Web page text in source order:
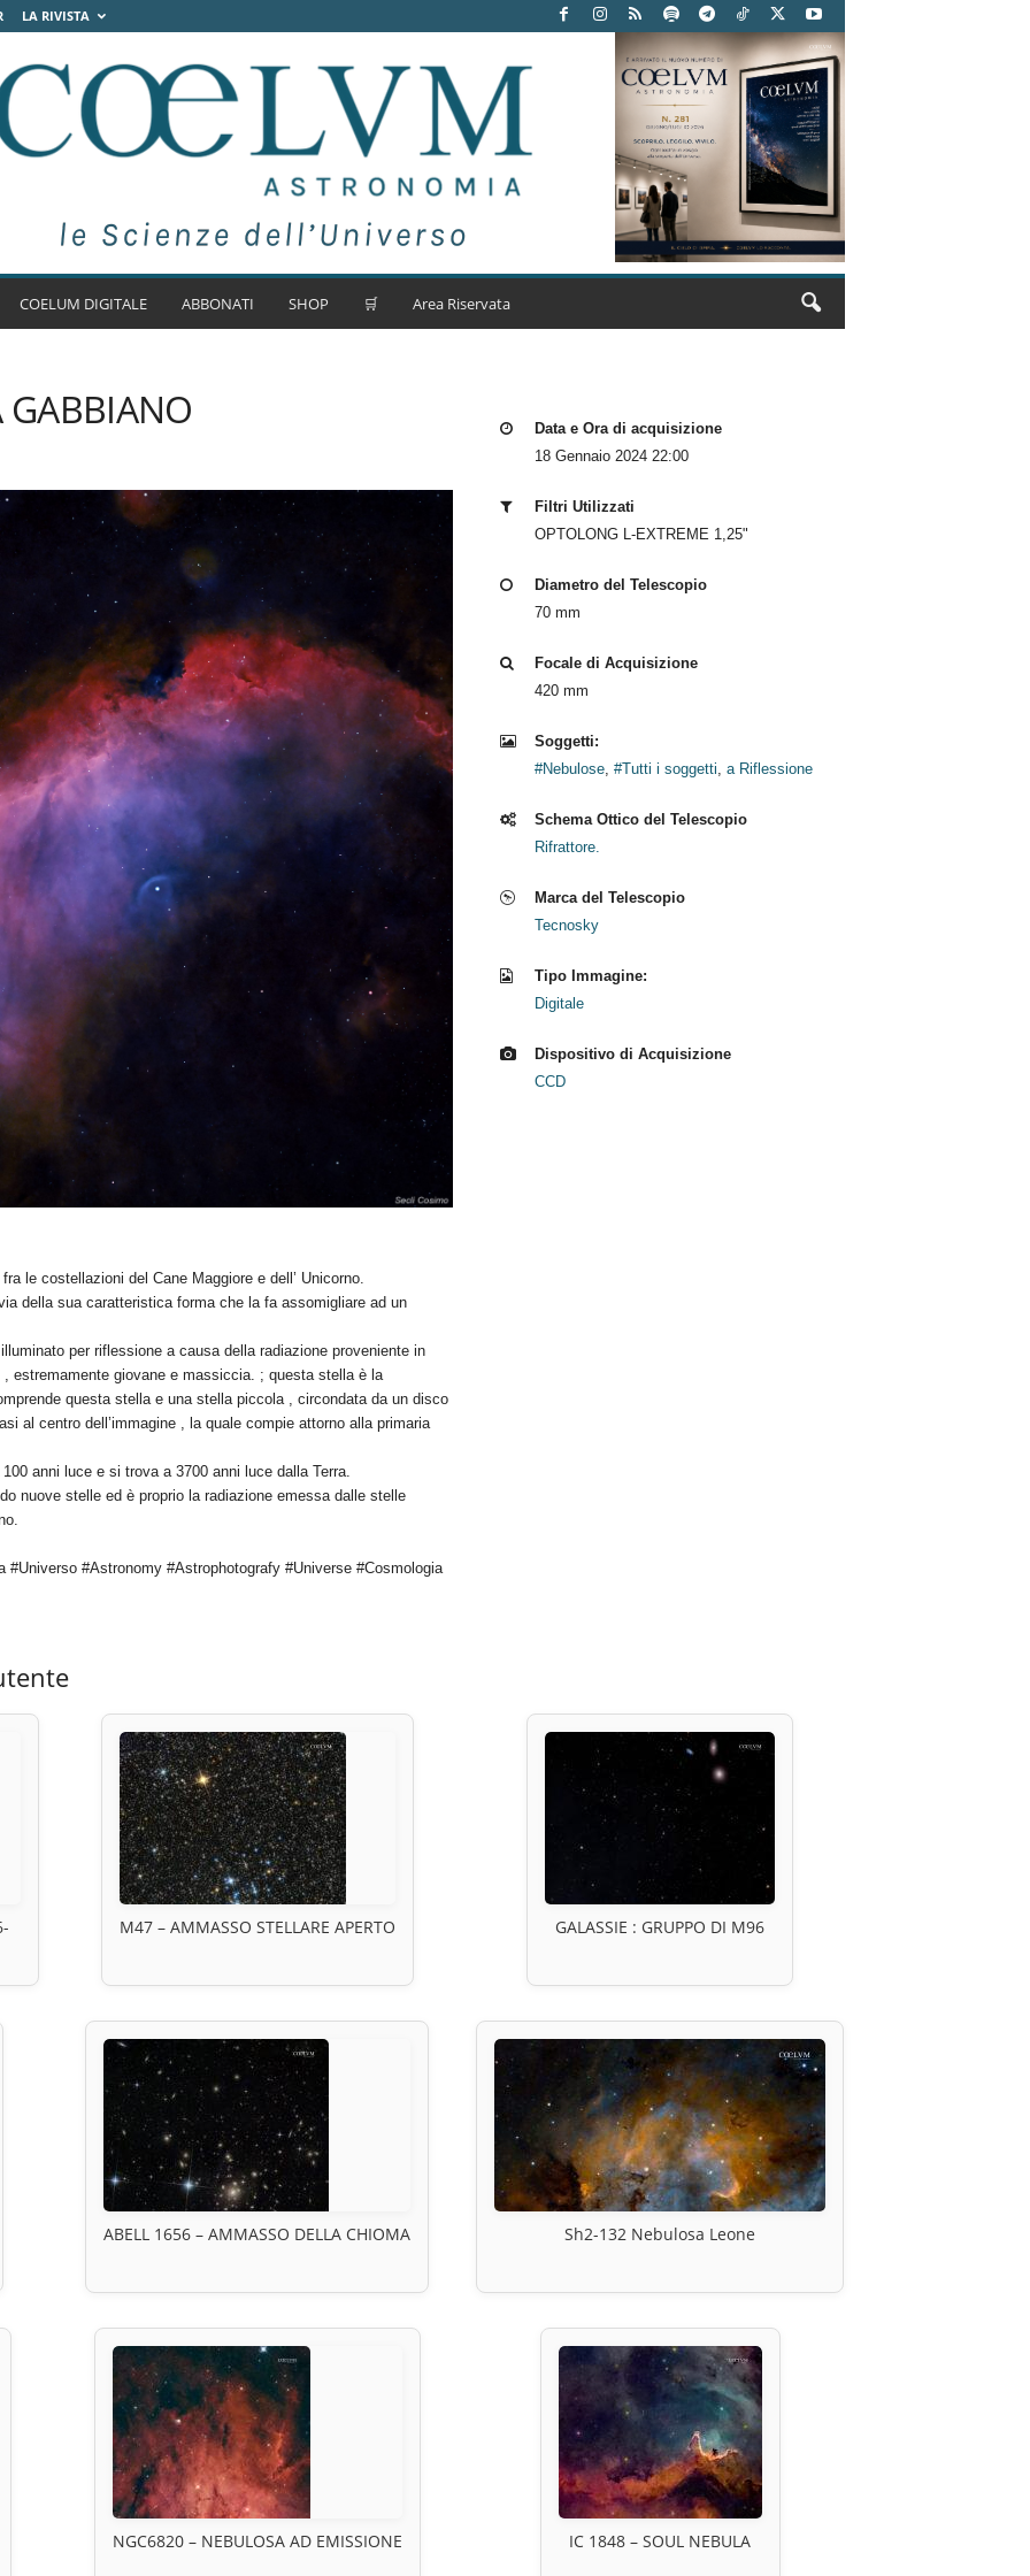
LA RIVISTA
COELUM DIGITALE ABBONATI SHOP 🛒 Area Riservata
GABBIANO
le costellazioni del Cane Maggiore e dell’ Unicorno.
della sua caratteristica forma che la fa assomigliare ad un
per riflessione a causa della radiazione proveniente in
estremamente giovane e massiccia. ; questa stella è la
questa stella e una stella piccola , circondata da un disco
al centro dell’immagine , la quale compie attorno alla primaria
anni luce e si trova a 3700 anni luce dalla Terra.
nuove stelle ed è proprio la radiazione emessa dalle stelle
#Astronomy #Astrophotografy #Universe #Cosmologia
Data e Ora di acquisizione
18 Gennaio 2024 22:00
Filtri Utilizzati
OPTOLONG L-EXTREME 1,25"
Diametro del Telescopio
70 mm
Focale di Acquisizione
420 mm
Soggetti:
#Nebulose, #Tutti i soggetti, a Riflessione
Schema Ottico del Telescopio
Rifrattore.
Marca del Telescopio
Tecnosky
Tipo Immagine:
Digitale
Dispositivo di Acquisizione
CCD
M47 – AMMASSO STELLARE APERTO GALASSIE : GRUPPO DI M96
ABELL 1656 – AMMASSO DELLA CHIOMA Sh2-132 Nebulosa Leone
NGC6820 – NEBULOSA AD EMISSIONE IC 1848 – SOUL NEBULA